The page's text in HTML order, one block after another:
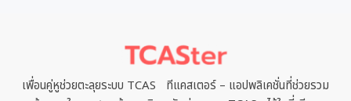
เพื่อนคู่หูช่วยตะลุยระบบ TCAS ทีแคสเตอร์ – แอปพลิเคชั่นที่ช่วยรวม